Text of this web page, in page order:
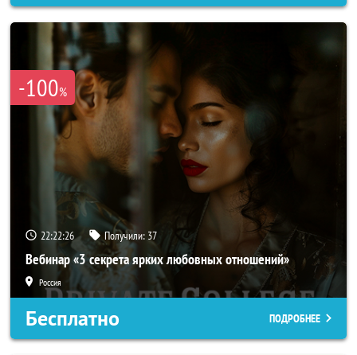
-100%
22:22:23 Получили: 37
Вебинар «3 секрета ярких любовных отношений»
Россия
Бесплатно ПОДРОБНЕЕ